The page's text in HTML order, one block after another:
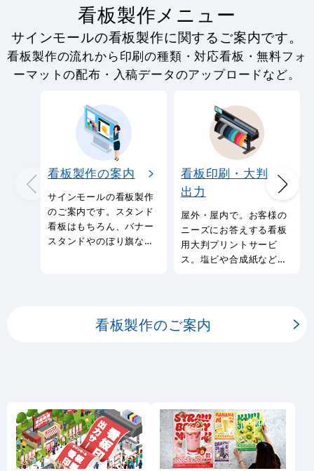
看板製作メニュー
サインモールの看板製作に関するご案内です。
看板製作の流れから印刷の種類・対応看板・無料フォ
ーマットの配布・入稿データのアップロードなど。
看板製作の案内
サインモールの看板製作
のご案内です。スタンド
看板はもちろん、バナー
スタンドやのぼり旗など
看板印刷・大判
出力
屋外・屋内で。お客様の
ニーズにお答えする看板
用大判プリントサービ
ス。塩ビや合成紙など看
看板製作のご案内